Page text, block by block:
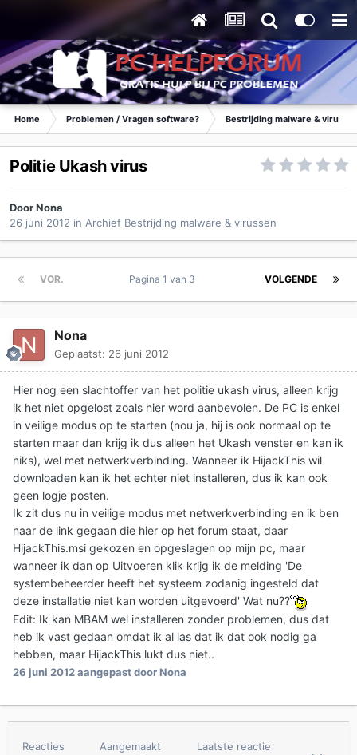
Home Problemen / Vragen software? Bestrijding malware &
Politie Ukash virus
DoorNona
26 juni 2012 in Archief Bestrijding malware & virussen
VOR. VOLGENDE
Pagina 1 van 3
Nona
Geplaatst: 26 juni 2012
Hier nog een slachtoffer van het politie ukash virus, alleen krijg
ik het niet opgelost zoals hier word aanbevolen. De PC is enkel
in veilige modus op te starten (nou ja, hij is ook normaal op te
starten maar dan krijg ik dus alleen het Ukash venster en kan ik
niks), wel met netwerkverbinding. Wanneer ik HijackThis wil
downloaden kan ik het echter niet installeren, dus ik kan ook
geen logje posten.
Ik zit dus nu in veilige modus met netwerkverbinding en ik ben
naar de link gegaan die hier op het forum staat, daar
HijackThis.msi gekozen en opgeslagen op mijn pc, maar
wanneer ik dan op Uitvoeren klik krijg ik de melding 'De
systembeheerder heeft het systeem zodanig ingesteld dat
deze installatie niet kan worden uitgevoerd' Wat nu??
Edit: Ik kan MBAM wel installeren zonder problemen, dus dat
heb ik vast gedaan omdat ik al las dat ik dat ook nodig ga
hebben, maar HijackThis lukt dus niet..
26 juni 2012aangepast door Nona
Reacties Aangemaakt Laatste reactie